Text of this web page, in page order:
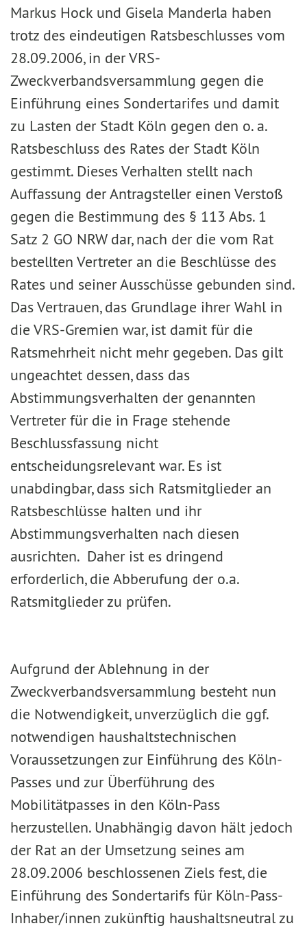
Markus Hock und Gisela Manderla haben
trotz des eindeutigen Ratsbeschlusses vom
28.09.2006, in der VRS-
Zweckverbandsversammlung gegen die
Einführung eines Sondertarifes und damit
zu Lasten der Stadt Köln gegen den o. a.
Ratsbeschluss des Rates der Stadt Köln
gestimmt. Dieses Verhalten stellt nach
Auffassung der Antragsteller einen Verstoß
gegen die Bestimmung des § 113 Abs. 1
Satz 2 GO NRW dar, nach der die vom Rat
bestellten Vertreter an die Beschlüsse des
Rates und seiner Ausschüsse gebunden sind.
Das Vertrauen, das Grundlage ihrer Wahl in
die VRS-Gremien war, ist damit für die
Ratsmehrheit nicht mehr gegeben. Das gilt
ungeachtet dessen, dass das
Abstimmungsverhalten der genannten
Vertreter für die in Frage stehende
Beschlussfassung nicht
entscheidungsrelevant war. Es ist
unabdingbar, dass sich Ratsmitglieder an
Ratsbeschlüsse halten und ihr
Abstimmungsverhalten nach diesen
ausrichten. Daher ist es dringend
erforderlich, die Abberufung der o.a.
Ratsmitglieder zu prüfen.
Aufgrund der Ablehnung in der
Zweckverbandsversammlung besteht nun
die Notwendigkeit, unverzüglich die ggf.
notwendigen haushaltstechnischen
Voraussetzungen zur Einführung des Köln-
Passes und zur Überführung des
Mobilitätpasses in den Köln-Pass
herzustellen. Unabhängig davon hält jedoch
der Rat an der Umsetzung seines am
28.09.2006 beschlossenen Ziels fest, die
Einführung des Sondertarifs für Köln-Pass-
Inhaber/innen zukünftig haushaltsneutral zu